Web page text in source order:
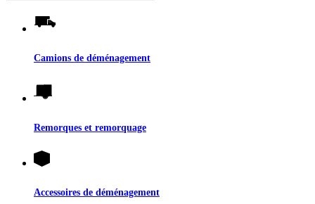
Camions de déménagement
Remorques et remorquage
Accessoires de déménagement